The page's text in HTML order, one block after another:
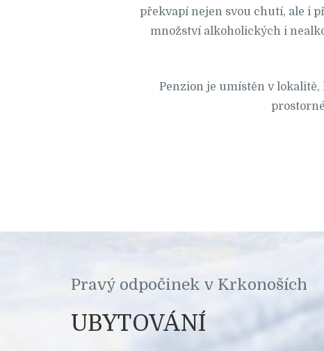
překvapí nejen svou chutí, ale i
množství alkoholických i
Penzion je umístěn v
Pravý odpočinek v Krkonoších
UBYTOVÁNÍ